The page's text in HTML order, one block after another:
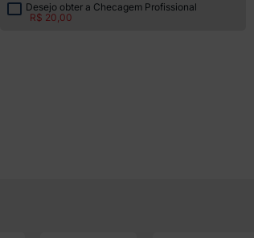
Desejo obter a Checagem Profissional
R$ 20,00